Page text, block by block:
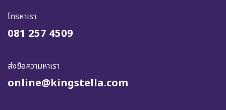
โทรหาเรา
081 257 4509
ส่งข้อความหาเรา
online@kingstella.com